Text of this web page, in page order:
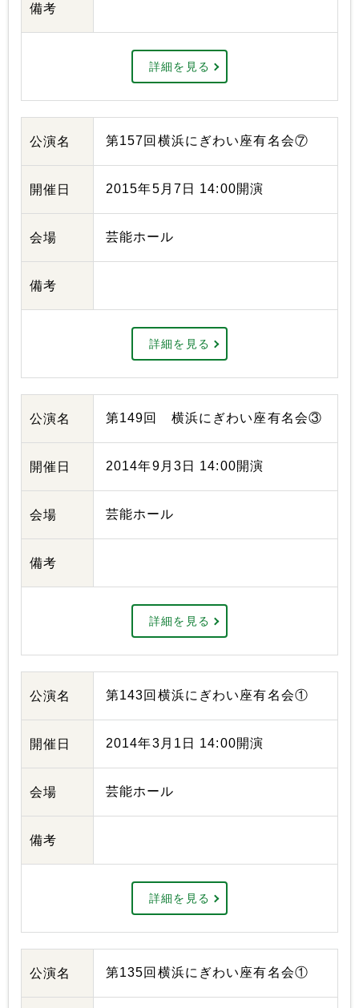
備考
詳細を見る
公演名 第157回横浜にぎわい座有名会⑦
開催日 2015年5月7日 14:00開演
会場 芸能ホール
備考
詳細を見る
公演名 第149回 横浜にぎわい座有名会③
開催日 2014年9月3日 14:00開演
会場 芸能ホール
備考
詳細を見る
公演名 第143回横浜にぎわい座有名会①
開催日 2014年3月1日 14:00開演
会場 芸能ホール
備考
詳細を見る
公演名 第135回横浜にぎわい座有名会①